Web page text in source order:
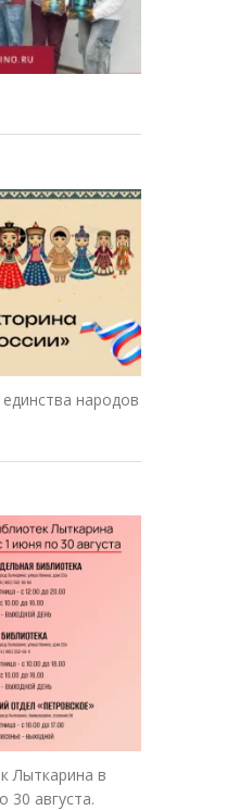
народов
Лыткарина в
30 августа.